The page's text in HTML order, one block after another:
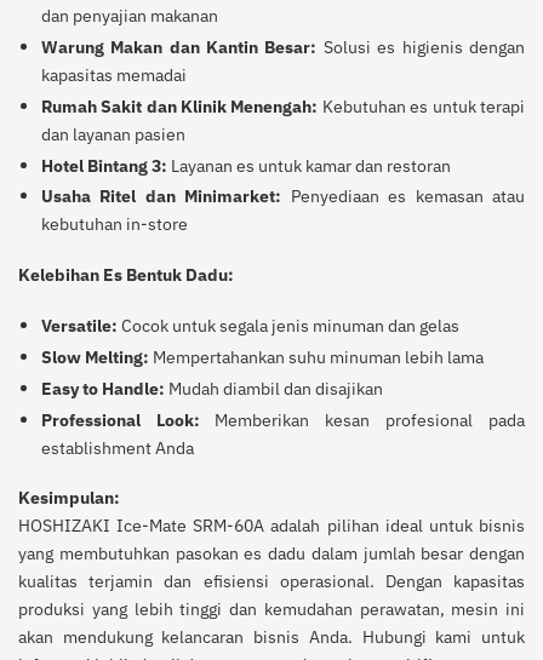
dan penyajian makanan
Warung Makan dan Kantin Besar: Solusi es higienis dengan
kapasitas memadai
Rumah Sakit dan Klinik Menengah: Kebutuhan es untuk terapi
dan layanan pasien
Hotel Bintang 3: Layanan es untuk kamar dan restoran
Usaha Ritel dan Minimarket: Penyediaan es kemasan atau
kebutuhan in-store
Kelebihan Es Bentuk Dadu:
Versatile: Cocok untuk segala jenis minuman dan gelas
Slow Melting: Mempertahankan suhu minuman lebih lama
Easy to Handle: Mudah diambil dan disajikan
Professional Look: Memberikan kesan profesional pada
establishment Anda
Kesimpulan:
HOSHIZAKI Ice-Mate SRM-60A adalah pilihan ideal untuk bisnis
yang membutuhkan pasokan es dadu dalam jumlah besar dengan
kualitas terjamin dan efisiensi operasional. Dengan kapasitas
produksi yang lebih tinggi dan kemudahan perawatan, mesin ini
akan mendukung kelancaran bisnis Anda. Hubungi kami untuk